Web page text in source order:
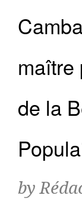
maître
de la
by